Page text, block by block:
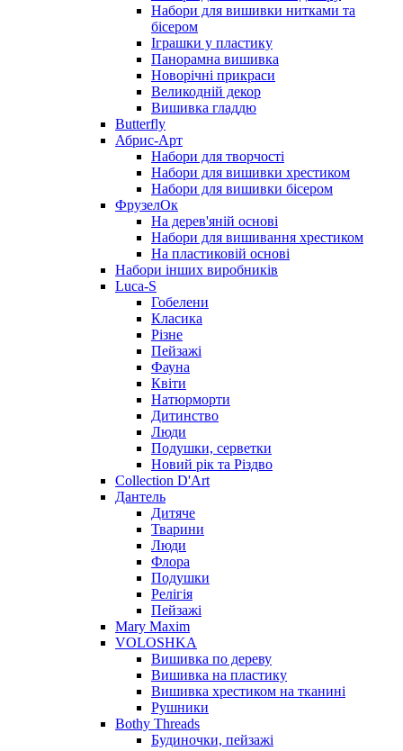
Набори для вишивки нитками та
бісером
Іграшки у пластику
Панорамна вишивка
Новорічні прикраси
Великодній декор
Вишивка гладдю
Butterfly
Абрис-Арт
Набори для творчості
Набори для вишивки хрестиком
Набори для вишивки бісером
ФрузелОк
На дерев'яній основі
Набори для вишивання хрестиком
На пластиковій основі
Набори інших виробників
Luca-S
Гобелени
Класика
Різне
Пейзажі
Фауна
Квіти
Натюрморти
Дитинство
Люди
Подушки, серветки
Новий рік та Різдво
Collection D'Art
Дантель
Дитяче
Тварини
Люди
Флора
Подушки
Релігія
Пейзажі
Mary Maxim
VOLOSHKA
Вишивка по дереву
Вишивка на пластику
Вишивка хрестиком на тканині
Рушники
Bothy Threads
Будиночки, пейзажі